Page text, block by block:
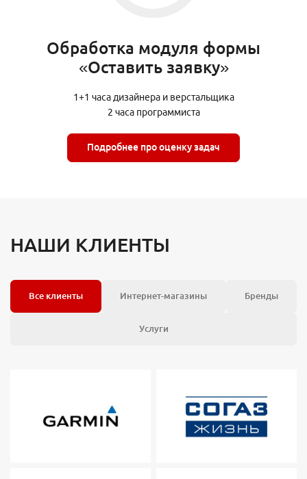
Обработка модуля формы
«Оставить заявку»
1+1 часа дизайнера и верстальщика
2 часа программиста
Подробнее про оценку задач
НАШИ КЛИЕНТЫ
Все клиенты Интернет-магазины Бренды
Услуги